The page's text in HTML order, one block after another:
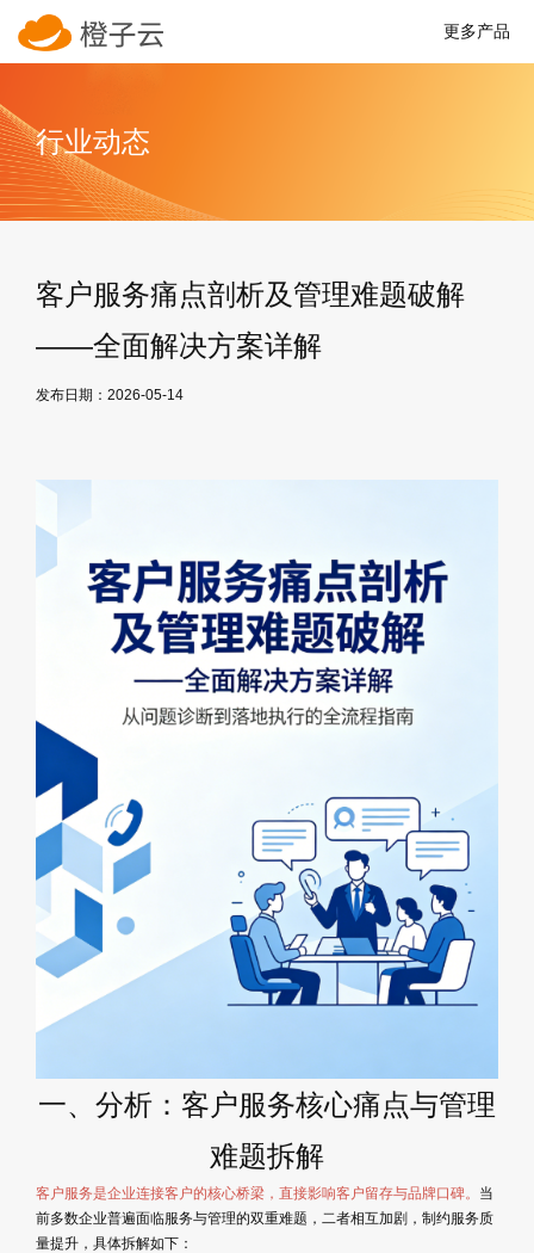
更多产品
行业动态
客户服务痛点剖析及管理难题破解
——全面解决方案详解
发布日期：2026-05-14
一、分析：客户服务核心痛点与管理
难题拆解
客户服务是企业连接客户的核心桥梁，直接影响客户留存与品牌口碑。 当
前多数企业普遍面临服务与管理的双重难题，二者相互加剧，制约服务质
量提升，具体拆解如下：